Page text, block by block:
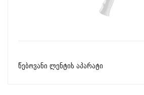
წებოვანი ლენტის აპარატი